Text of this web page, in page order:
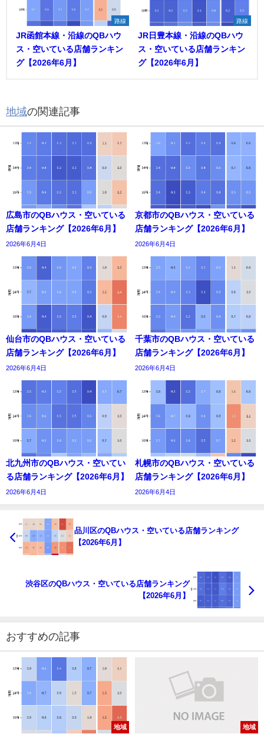
路線
JR函館本線・沿線のQBハウ
ス・空いている店舗ランキン
グ【2026年6月】
路線
JR日豊本線・沿線のQBハウ
ス・空いている店舗ランキン
グ【2026年6月】
地域の関連記事
広島市のQBハウス・空いている
店舗ランキング【2026年6月】
2026年6月4日
京都市のQBハウス・空いている
店舗ランキング【2026年6月】
2026年6月4日
仙台市のQBハウス・空いている
店舗ランキング【2026年6月】
2026年6月4日
千葉市のQBハウス・空いている
店舗ランキング【2026年6月】
2026年6月4日
北九州市のQBハウス・空いてい
る店舗ランキング【2026年6月】
2026年6月4日
札幌市のQBハウス・空いている
店舗ランキング【2026年6月】
2026年6月4日
品川区のQBハウス・空いている店舗ランキング
【2026年6月】
渋谷区のQBハウス・空いている店舗ランキング
【2026年6月】
おすすめの記事
地域 地域